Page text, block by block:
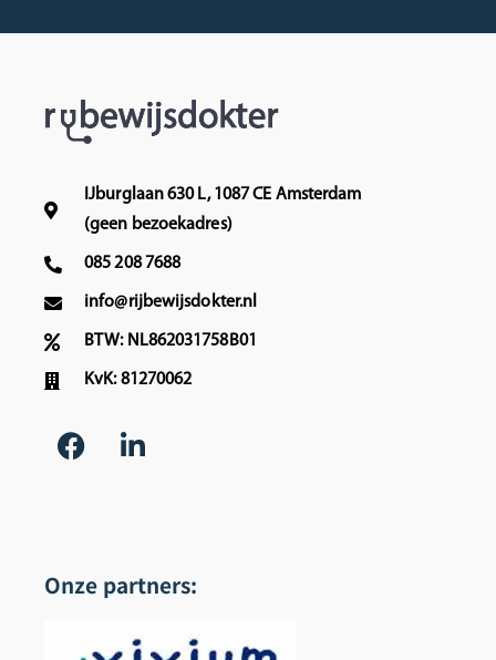
IJburglaan 630 L, 1087 CE Amsterdam
(geen bezoekadres)
085 208 7688
info@rijbewijsdokter.nl
BTW: NL862031758B01
KvK: 81270062
Onze partners: